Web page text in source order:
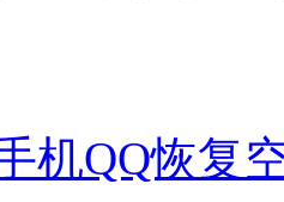
机QQ恢复